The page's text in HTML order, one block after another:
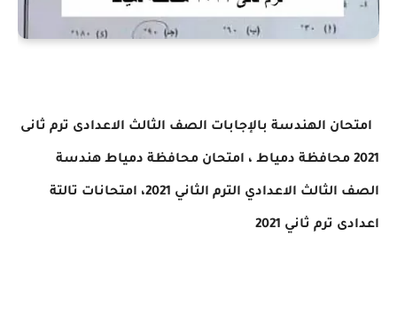
امتحان الهندسة بالإجابات الصف الثالث الاعدادى ترم ثانى
2021 محافظة دمياط ، امتحان محافظة دمياط هندسة
الصف الثالث الاعدادي الترم الثاني 2021، امتحانات تالتة
اعدادى ترم ثاني 2021